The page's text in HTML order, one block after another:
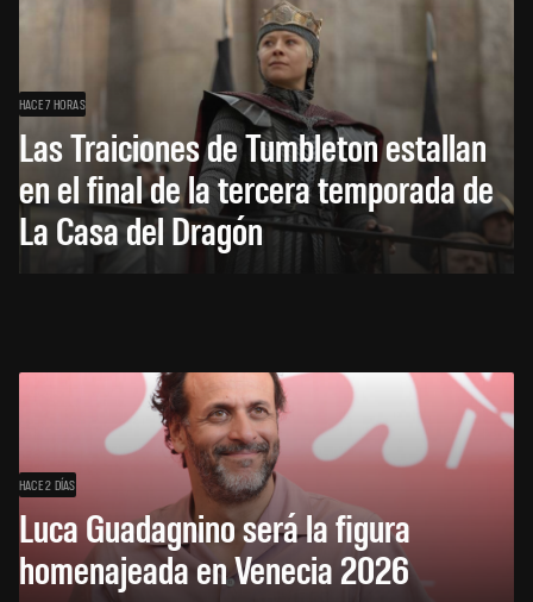
HACE 7 HORAS
Las Traiciones de Tumbleton estallan
en el final de la tercera temporada de
La Casa del Dragón
HACE 2 DÍAS
Luca Guadagnino será la figura
homenajeada en Venecia 2026